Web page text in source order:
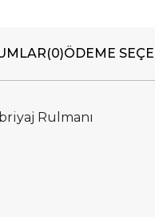
(0)ÖDEME
Rulmanı